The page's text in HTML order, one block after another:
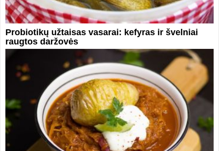
Probiotikų užtaisas vasarai: kefyras ir švelniai
raugtos daržovės